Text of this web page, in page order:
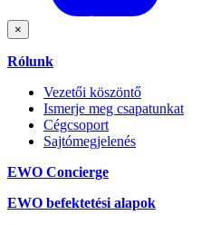
×
Rólunk
Vezetői köszöntő
Ismerje meg csapatunkat
Cégcsoport
Sajtómegjelenés
EWO Concierge
EWO befektetési alapok